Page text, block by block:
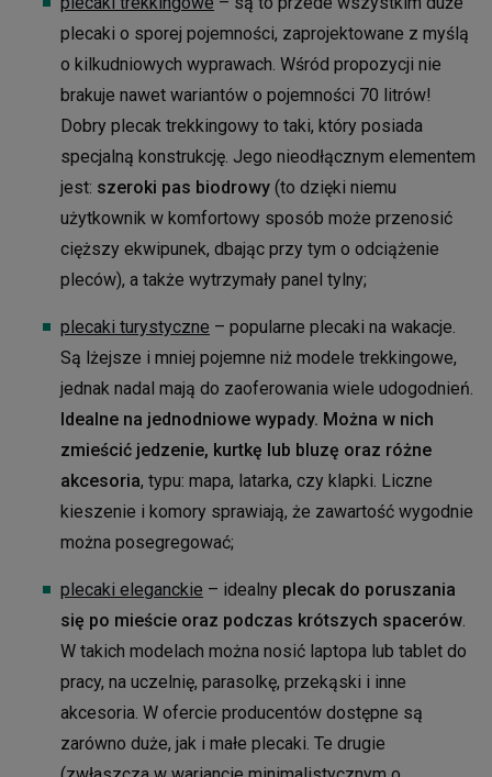
plecaki o sporej pojemności, zaprojektowane z myślą
o kilkudniowych wyprawach. Wśród propozycji nie
brakuje nawet wariantów o pojemności 70 litrów!
Dobry plecak trekkingowy to taki, który posiada
specjalną konstrukcję. Jego nieodłącznym elementem
jest: szeroki pas biodrowy (to dzięki niemu
użytkownik w komfortowy sposób może przenosić
cięższy ekwipunek, dbając przy tym o odciążenie
pleców), a także wytrzymały panel tylny;
plecaki turystyczne – popularne plecaki na wakacje.
Są lżejsze i mniej pojemne niż modele trekkingowe,
jednak nadal mają do zaoferowania wiele udogodnień.
Idealne na jednodniowe wypady. Można w nich
zmieścić jedzenie, kurtkę lub bluzę oraz różne
akcesoria, typu: mapa, latarka, czy klapki. Liczne
kieszenie i komory sprawiają, że zawartość wygodnie
można posegregować;
plecaki eleganckie – idealny plecak do poruszania
się po mieście oraz podczas krótszych spacerów.
W takich modelach można nosić laptopa lub tablet do
pracy, na uczelnię, parasolkę, przekąski i inne
akcesoria. W ofercie producentów dostępne są
zarówno duże, jak i małe plecaki. Te drugie